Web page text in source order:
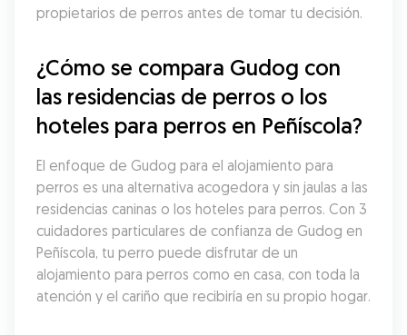
propietarios de perros antes de tomar tu decisión.
¿Cómo se compara Gudog con
las residencias de perros o los
hoteles para perros en Peñíscola?
El enfoque de Gudog para el alojamiento para
perros es una alternativa acogedora y sin jaulas a las
residencias caninas o los hoteles para perros. Con 3
cuidadores particulares de confianza de Gudog en
Peñíscola, tu perro puede disfrutar de un
alojamiento para perros como en casa, con toda la
atención y el cariño que recibiría en su propio hogar.